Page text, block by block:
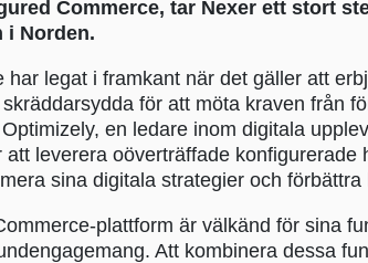
Commerce, tar Nexer ett stort
i Norden.
har legat i framkant när det gäller att
för att möta kraven från
en ledare inom digitala
leverera oöverträffade konfigurerade
sina digitala strategier och
plattform är välkänd för sina
Att kombinera dessa